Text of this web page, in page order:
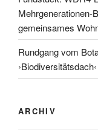
Mehrgenerationen-
gemeinsames
Rundgang vom
ARCHIV